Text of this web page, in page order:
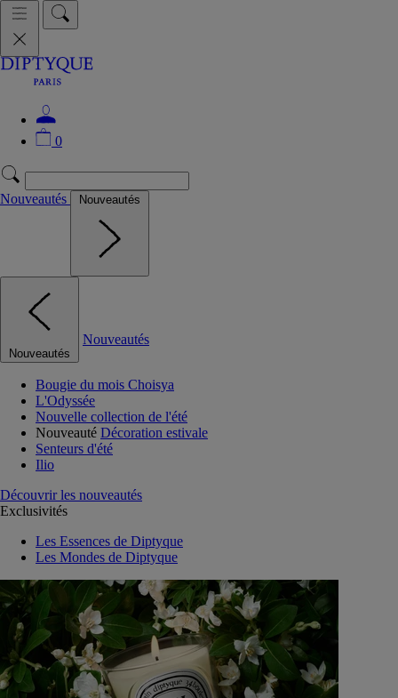
0
Nouveautés Nouveautés
Nouveautés
Nouveautés
Bougie du mois Choisya
L'Odyssée
Nouvelle collection de l'été
Nouveauté Décoration estivale
Senteurs d'été
Ilio
Découvrir les nouveautés
Exclusivités
Les Essences de Diptyque
Les Mondes de Diptyque